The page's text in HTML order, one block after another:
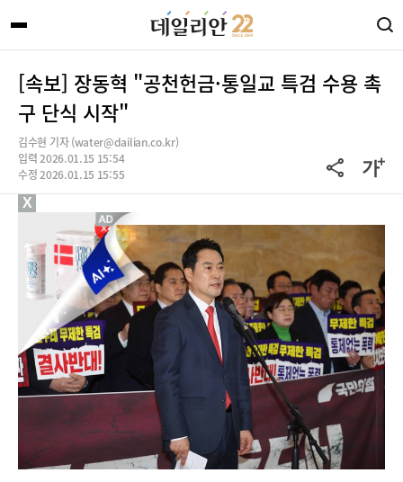
[속보] 장동혁 "공천헌금·통일교 특검 수용 촉
구 단식 시작"
김수현 기자 (water@dailian.co.kr)
입력 2026.01.15 15:54
수정 2026.01.15 15:55
X